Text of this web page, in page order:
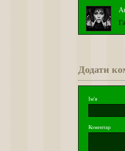
Додати
Ім'я
Коментар